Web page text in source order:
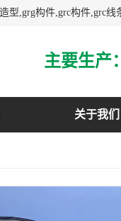
关于我们